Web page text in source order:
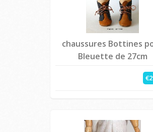
chaussures Bottines
Bleuette de 27cm